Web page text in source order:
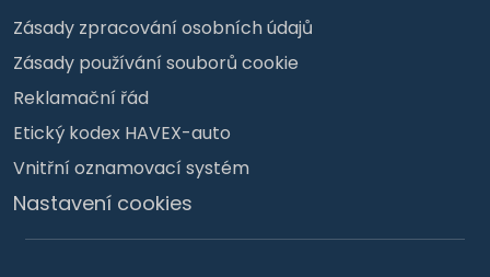
Zásady zpracování osobních údajů
Zásady používání souborů cookie
Reklamační řád
Etický kodex HAVEX-auto
Vnitřní oznamovací systém
Nastavení cookies